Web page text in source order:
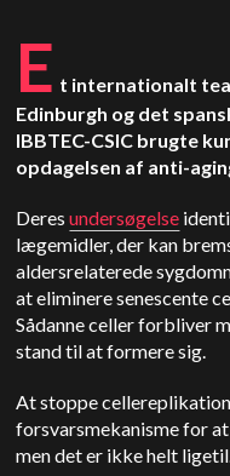
E t internationalt
Edinburgh og det
IBBTEC-CSIC brugte
opdagelsen af anti-
Deresundersøgelse
lægemidler, der kan
aldersrelaterede
at eliminere senescente
Sådanne celler forbliver
stand til at formere sig.
At stoppe
forsvarsmekanisme for
men det er ikke helt